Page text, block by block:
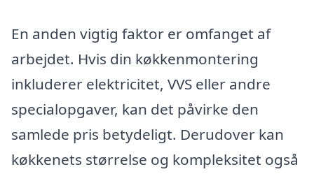
En anden vigtig faktor er omfanget af
arbejdet. Hvis din køkkenmontering
inkluderer elektricitet, VVS eller andre
specialopgaver, kan det påvirke den
samlede pris betydeligt. Derudover kan
køkkenets størrelse og kompleksitet også